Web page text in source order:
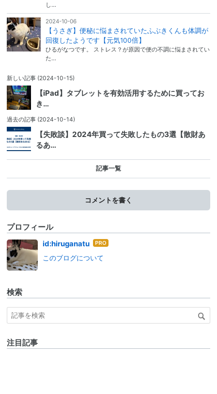
し…
2024-10-06
【うさぎ】便秘に悩まされていたふぶきくんも体調が
回復したようです【元気100倍】
ひるがなつです。 ストレス？が原因で便の不調に悩まされてい
た…
新しい記事 (2024-10-15)
【iPad】タブレットを有効活用するために買ってお
き…
過去の記事 (2024-10-14)
【失敗談】2024年買って失敗したもの3選【散財あ
るあ…
記事一覧
コメントを書く
プロフィール
id:hiruganatu はて
ログ
このブログについて
検索
注目記事